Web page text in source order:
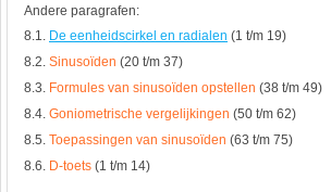
Andere paragrafen:
8.1. De eenheidscirkel en radialen (1 t/m 19)
8.2. Sinusoïden (20 t/m 37)
8.3. Formules van sinusoïden opstellen (38 t/m 49)
8.4. Goniometrische vergelijkingen (50 t/m 62)
8.5. Toepassingen van sinusoïden (63 t/m 75)
8.6. D-toets (1 t/m 14)
22. Oppervlakte driehoek
23. Oppervlakte kegel
24. Oppervlakte parallellogram
25. Oppervlakte trapezium